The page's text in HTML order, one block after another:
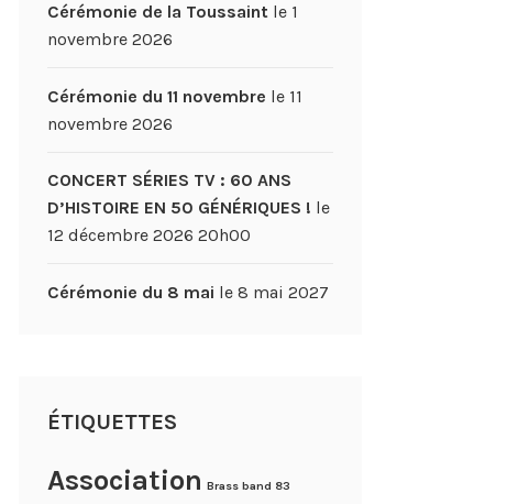
Cérémonie de la Toussaintle 1
novembre 2026
Cérémonie du 11 novembre le 11
novembre 2026
CONCERT SÉRIES TV : 60 ANS
D’HISTOIRE EN 50 GÉNÉRIQUES ! le
12 décembre 2026 20h00
Cérémonie du 8 mai le 8 mai 2027
ÉTIQUETTES
Association Brass band 83